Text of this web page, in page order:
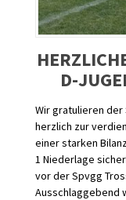
D-
Wir gratulieren der
herzlich zur
einer starken
1 Niederlage
vor der Spvgg
Ausschlaggebend